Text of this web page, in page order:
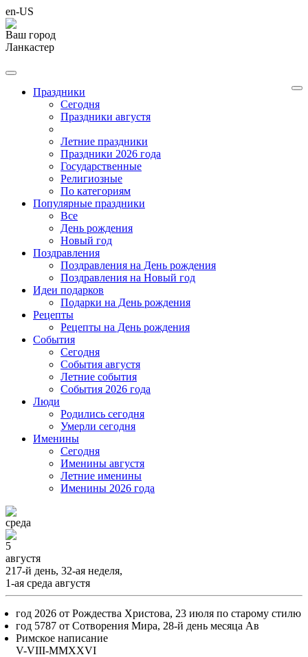
en-US
Ваш город
Ланкастер
Праздники
Cегодня
Праздники августя
Летние праздники
Праздники 2026 года
Государственные
Религиозные
По категориям
Популярные праздники
Все
День рождения
Новый год
Поздравления
Поздравления на День рождения
Поздравления на Новый год
Идеи подарков
Подарки на День рождения
Рецепты
Рецепты на День рождения
События
Cегодня
События августя
Летние события
События 2026 года
Люди
Родились сегодня
Умерли сегодня
Именины
Cегодня
Именины августя
Летние именины
Именины 2026 года
среда
5
августя
217-й день, 32-ая неделя,
1-ая среда августя
год 2026 от Рождества Христова, 23 июля по старому стилю
год 5787 от Сотворения Мира, 28-й день месяца Ав
Римское написание
V-VIII-MMXXVI